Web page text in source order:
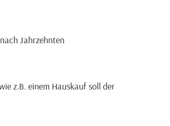
Jahrzehnten
z.B. einem Hauskauf soll der